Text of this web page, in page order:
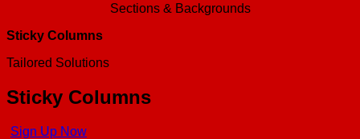
Sections & Backgrounds
Sticky Columns
Tailored Solutions
Sticky Columns
Sign Up Now